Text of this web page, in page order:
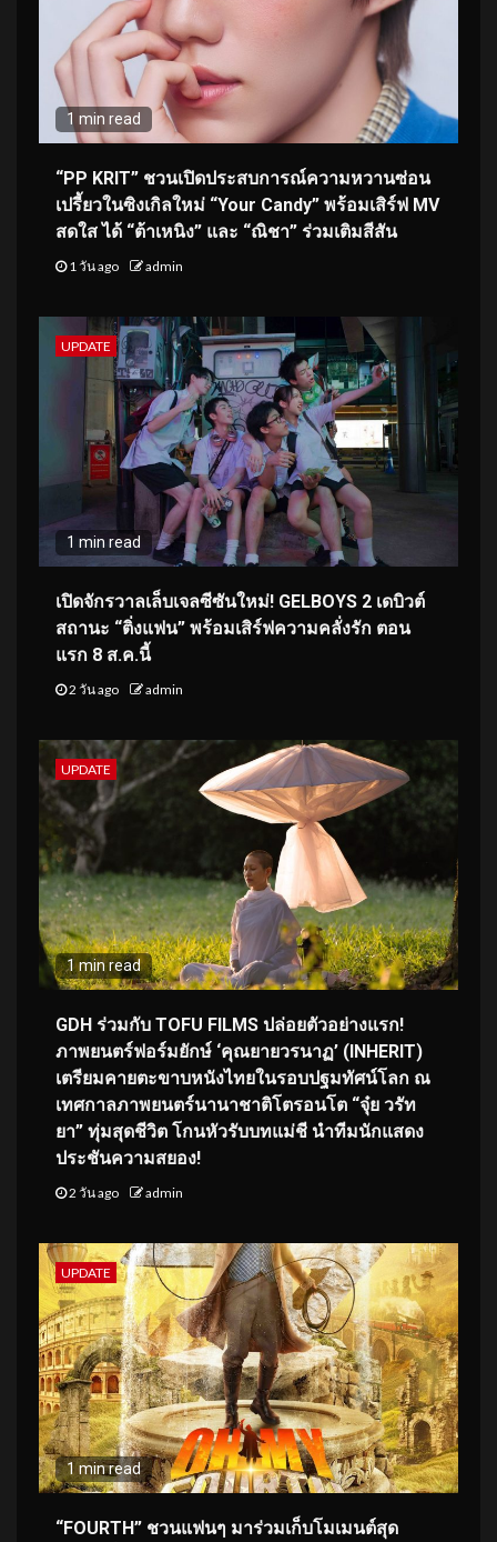
1 min read
“PP KRIT” ชวนเปิดประสบการณ์ความหวานซ่อน
เปรี้ยวในซิงเกิลใหม่ “Your Candy” พร้อมเสิร์ฟ MV
สดใส ได้ “ต้าเหนิง” และ “ณิชา” ร่วมเติมสีสัน
1 วัน ago admin
UPDATE
1 min read
เปิดจักรวาลเล็บเจลซีซันใหม่! GELBOYS 2 เดบิวต์
สถานะ “ติ่งแฟน” พร้อมเสิร์ฟความคลั่งรัก ตอน
แรก 8 ส.ค.นี้
2 วัน ago admin
UPDATE
1 min read
GDH ร่วมกับ TOFU FILMS ปล่อยตัวอย่างแรก!
ภาพยนตร์ฟอร์มยักษ์ ‘คุณยายวรนาฏ’ (INHERIT)
เตรียมคายตะขาบหนังไทยในรอบปฐมทัศน์โลก ณ
เทศกาลภาพยนตร์นานาชาติโตรอนโต “จุ๋ย วรัท
ยา” ทุ่มสุดชีวิต โกนหัวรับบทแม่ชี นำทีมนักแสดง
ประชันความสยอง!
2 วัน ago admin
UPDATE
1 min read
“FOURTH” ชวนแฟนๆ มาร่วมเก็บโมเมนต์สุด